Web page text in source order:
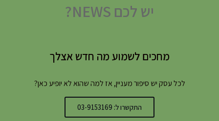
יש לכם NEWS?
מחכים לשמוע מה חדש אצלך
לכל עסק יש סיפור מעניין, אז למה שהוא לא יופיע כאן?
התקשרו ל: 03-9153169